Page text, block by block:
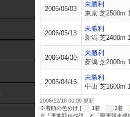
2006/06/03
未勝利
東京 芝2500m
2006/05/13
未勝利
新潟 芝2400m
2006/04/30
未勝利
新潟 芝2000m
2006/04/16
未勝利
中山 芝1600m
2006/12/18 00:00 更新
※着順の色分け [
:1着 :2着
※「平地競走成績」と「障害競走成